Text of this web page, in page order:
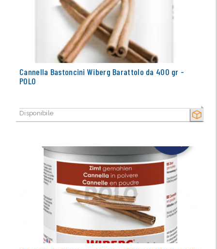
SECCO
Cannella Bastoncini Wiberg Barattolo da 400 gr -
POLO
Disponibile